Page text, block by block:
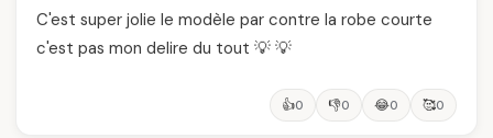
C'est super jolie le modèle par contre la robe courte
c'est pas mon delire du tout 💡 💡
👍0 👎0 😂0 🥰0